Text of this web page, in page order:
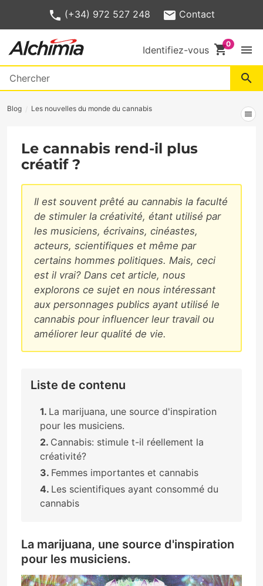
(+34) 972 527 248 Contact
Identifiez-vous shopping_cart menu
search
Blog Les nouvelles du monde du cannabis
menu
Le cannabis rend-il plus
créatif ?
Il est souvent prêté au cannabis la faculté
de stimuler la créativité, étant utilisé par
les musiciens, écrivains, cinéastes,
acteurs, scientifiques et même par
certains hommes politiques. Mais, ceci
est il vrai? Dans cet article, nous
explorons ce sujet en nous intéressant
aux personnages publics ayant utilisé le
cannabis pour influencer leur travail ou
améliorer leur qualité de vie.
Liste de contenu
La marijuana, une source d'inspiration
pour les musiciens.
Cannabis: stimule t-il réellement la
créativité?
Femmes importantes et cannabis
Les scientifiques ayant consommé du
cannabis
La marijuana, une source d'inspiration
pour les musiciens.